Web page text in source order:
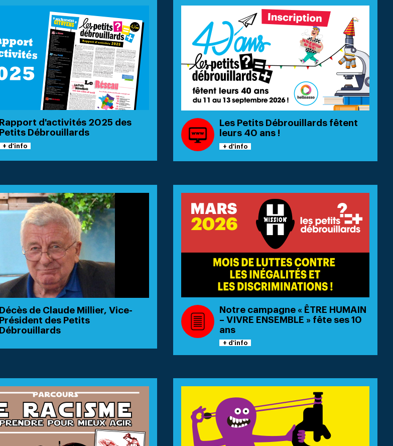
Rapport d'activités 2025 des
Petits Débrouillards
+ d'info
Les Petits Débrouillards fêtent
leurs 40 ans !
+ d'info
Décès de Claude Millier, Vice-
Président des Petits
Débrouillards
Notre campagne « ÊTRE HUMAIN
– VIVRE ENSEMBLE » fête ses 10
ans
+ d'info